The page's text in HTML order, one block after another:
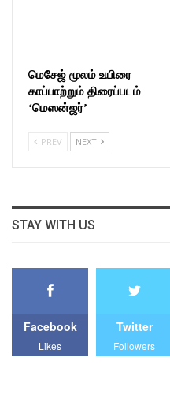
மெசேஜ் மூலம் உயிரை
காப்பாற்றும் திரைப்படம்
‘மெஸன்ஜர்’
PREV NEXT
STAY WITH US
Facebook
Likes
Twitter
Followers